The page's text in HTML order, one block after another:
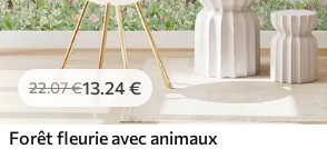
22.07€13 .24€
Forêt fleurie avec animaux